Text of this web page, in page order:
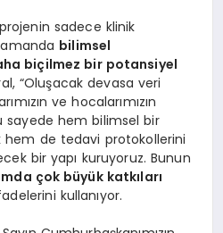
sadece klinik
bilimsel
biçilmez bir potansiyel
“Oluşacak devasa veri
ve hocalarımızın
sayede hem bilimsel bir
de tedavi protokollerini
bir yapı kuruyoruz. Bunun
çok büyük katkıları
kullanıyor.